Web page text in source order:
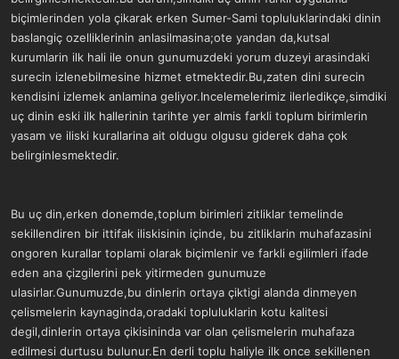
biçimlerinden yola çikarak erken Sumer-Sami topluluklarindaki dinin
baslangiç ozelliklerinin anlasilmasina;ote yandan da,kutsal
kurumlarin ilk hali ile onun gunumuzdeki yorum duzeyi arasindaki
surecin izlenebilmesine hizmet etmektedir.Bu,zaten dini surecin
kendisini izlemek anlamina geliyor.Incelemelerimiz ilerledikçe,simdiki
uç dinin eski ilk hallerinin tarihte yer almis farkli toplum birimlerin
yasam ve iliski kurallarina ait oldugu olgusu giderek daha çok
belirginlesmektedir.
Bu uç din,erken donemde,toplum birimleri zitliklar temelinde
sekillendiren bir ittifak iliskisinin içinde, bu zitliklarin muhafazasini
ongoren kurallar toplami olarak biçimlenir ve farkli egilimleri ifade
eden ana çizgilerini pek yitirmeden gunumuze
ulasirlar.Gunumuzde,bu dinlerin ortaya çiktigi alanda dinmeyen
çelismelerin kaynaginda,oradaki topluluklarin kotu kalitesi
degil,dinlerin ortaya çikisininda var olan çelismelerin muhafaza
edilmesi durtusu bulunur.En derli toplu haliyle ilk once sekillenen